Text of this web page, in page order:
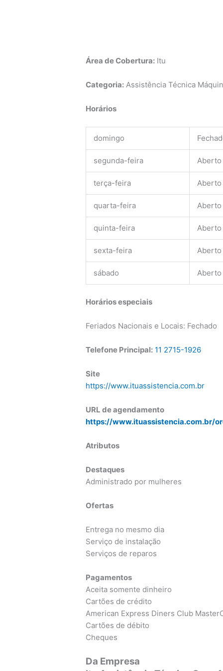
Área de Cobertura: Itu
Categoria: Assistência Técnica
Horários
domingo
segunda-feira Aberto
terça-feira Aberto
quarta-feira Aberto
quinta-feira Aberto
sexta-feira Aberto
sábado Aberto
Horários especiais
Feriados Nacionais e Locais: Fechado
Telefone Principal: 11 2715-1926
Site
https://www.ituassistencia.com.br
URL de agendamento
https://www.ituassistencia.com.br/
Atributos
Destaques
Administrado por mulheres
Ofertas
Entrega no mesmo dia
Serviço de instalação
Serviços de reparos
Pagamentos
Aceita somente dinheiro
Cartões de crédito
American Express Diners Club
Cartões de débito
Cheques
Da Empresa